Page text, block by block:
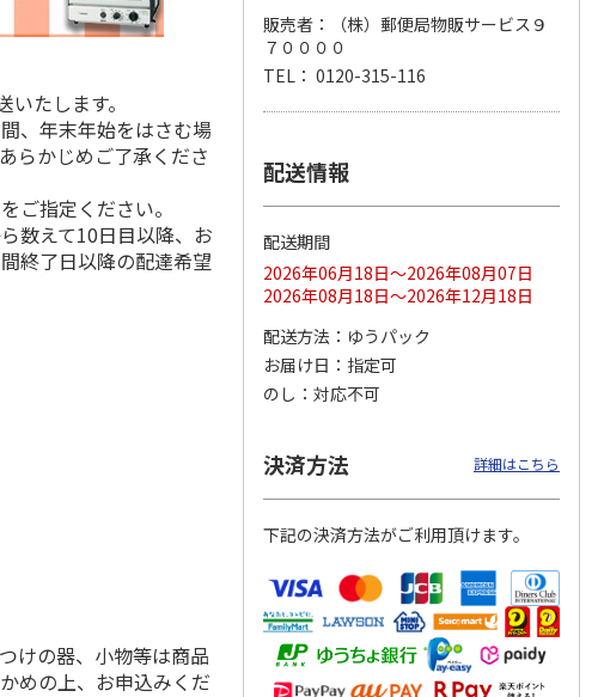
ドジャース 大
平・山本由伸・
MLB ドジャース 大
谷翔平 2026 NL 3・
ドジャース 大谷翔
平 日本人最多53試
合連続出塁記念 シ
ル…
17,000円
(送料・税込)
谷翔平 2026 NL 3・
4月投手…
たします。
、年末年始をはさむ場
らかじめご了承くださ
ご指定ください。
数えて10日目以降、お
終了日以降の配達希望
けの器、小物等は商品
めの上、お申込みくだ
販売者：（株）郵便局物販サービス９
７００００
TEL： 0120-315-116
配送情報
配送期間
2026年06月18日～2026年08月07日
2026年08月18日～2026年12月18日
配送方法
ゆうパック
お届け日
指定可
のし
対応不可
決済方法 詳細はこちら
下記の決済方法がご利用頂けます。